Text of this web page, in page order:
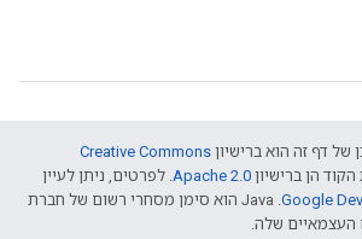
דף זה הוא ברישיון Creative Commons
הקוד הן ברישיון Apache 2.0. לפרטים, ניתן לעיין
.‏ Java הוא סימן מסחרי רשום של חברת